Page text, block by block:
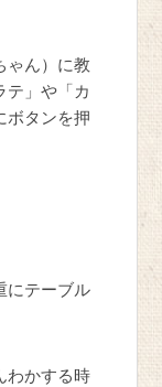
ゃん）に教
テ」や「カ
ボタンを押
にテーブル
わかする時